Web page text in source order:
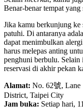
Benar-benar tempat
Jika kamu berkunjung ke
patuhi. Di antaranya
dapat menimbulkan
harus melepas anting
penghuni berbulu.
reservasi di akhir pekan
Alamat: No. 62號, Lane
District, Taipei City
Jam buka: Setiap hari,